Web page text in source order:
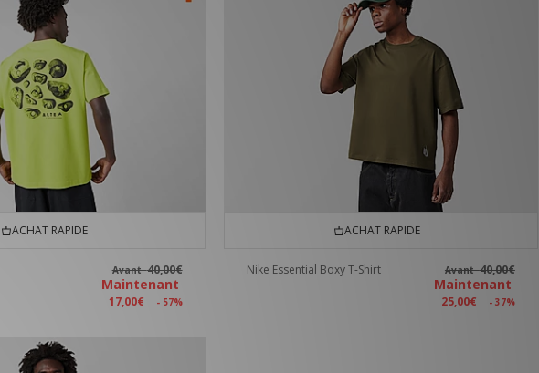
ACHAT RAPIDE
Avant40,00€
Maintenant
17,00€ - 57%
ACHAT RAPIDE
Nike Essential Boxy T-Shirt Avant40,00€
Maintenant
25,00€ - 37%